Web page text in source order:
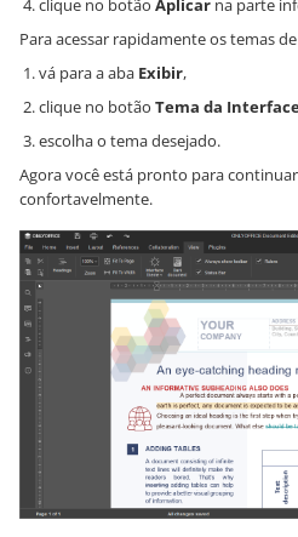
clique no botão Aplicar na parte
Para acessar rapidamente os temas
vá para a aba Exibir,
clique no botão Tema da
escolha o tema desejado.
Agora você está pronto para
confortavelmente.